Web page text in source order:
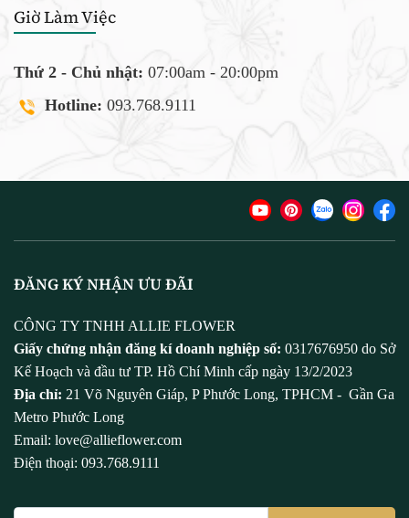
Giờ Làm Việc
Thứ 2 - Chủ nhật: 07:00am - 20:00pm
Hotline: 093.768.9111
ĐĂNG KÝ NHẬN ƯU ĐÃI
CÔNG TY TNHH ALLIE FLOWER
Giấy chứng nhận đăng kí doanh nghiệp số: 0317676950 do Sở
Kế Hoạch và đầu tư TP. Hồ Chí Minh cấp ngày 13/2/2023
Địa chỉ: 21 Võ Nguyên Giáp, P Phước Long, TPHCM - Gần Ga
Metro Phước Long
Email: love@allieflower.com
Điện thoại: 093.768.9111